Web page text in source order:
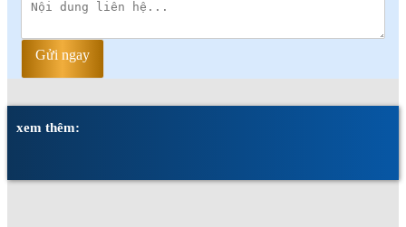
Gửi ngay
xem thêm: